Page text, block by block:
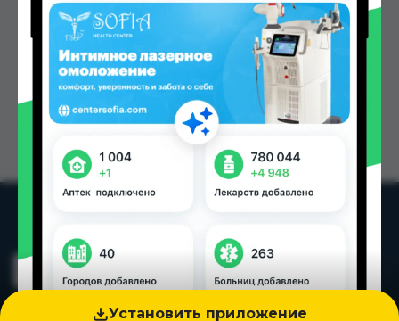
Установить приложение